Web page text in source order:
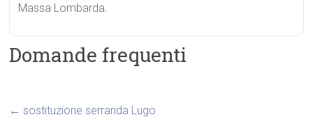
Massa Lombarda.
Domande frequenti
← sostituzione serranda Lugo